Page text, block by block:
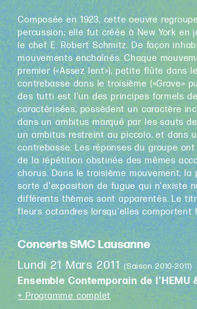
Composée en 1923, cette oeuvre
percussion; elle fut créée à New York en
le chef E. Robert Schmitz. De façon
mouvements enchaînés. Chaque
premier («Assez lent»), petite flûte dans
contrebasse dans le troisième («Grave»
des tutti est l'un des principes formels
caractérisées, possèdent un caractère
dans un ambitus marqué par les sauts
un ambitus restreint au piccolo, et dans
contrebasse. Les réponses du groupe
de la répétition obstinée des mêmes
chorus. Dans le troisième mouvement,
sorte d'exposition de fugue qui n'existe
différents thèmes sont apparentés. Le
fleurs octandres lorsqu'elles comportent
Concerts SMC Lausanne
Lundi 21 Mars 2011(Saison 2010-2011)
Ensemble Contemporain de l'HEMU
+ Programme complet